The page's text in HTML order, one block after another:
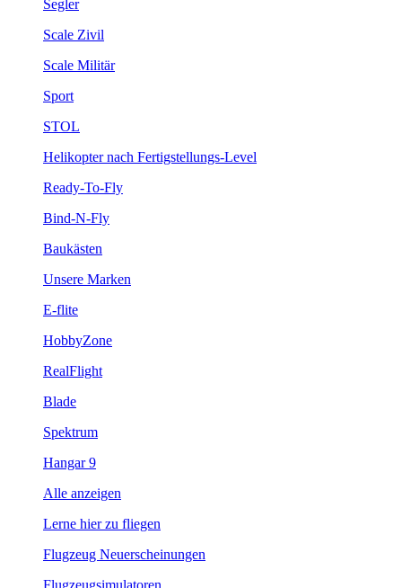
Segler
Scale Zivil
Scale Militär
Sport
STOL
Helikopter nach Fertigstellungs-Level
Ready-To-Fly
Bind-N-Fly
Baukästen
Unsere Marken
E-flite
HobbyZone
RealFlight
Blade
Spektrum
Hangar 9
Alle anzeigen
Lerne hier zu fliegen
Flugzeug Neuerscheinungen
Flugzeugsimulatoren